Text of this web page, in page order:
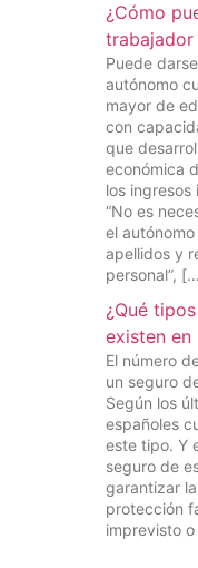
¿Cómo
trabajador
Puede
autónomo
mayor de
con
que
económica
los ingresos
“No es
el
apellidos y
personal”,
¿Qué
existen en
El número
un seguro
Según los
españoles
este tipo. Y
seguro de
garantizar
protección
imprevisto